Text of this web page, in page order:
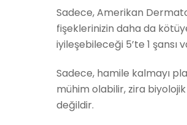
Sadece, Amerikan
fişeklerinizin daha da
iyileşebileceği 5’te 1 şansı
Sadece, hamile kalmayı
mühim olabilir, zira
değildir.